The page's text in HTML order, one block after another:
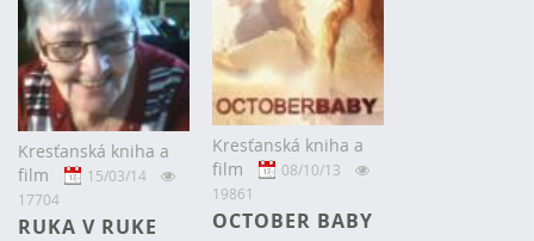
Kresťanská kniha a
film
15/03/14
17704
RUKA V RUKE
Kresťanská kniha a
film
08/10/13
19861
OCTOBER BABY